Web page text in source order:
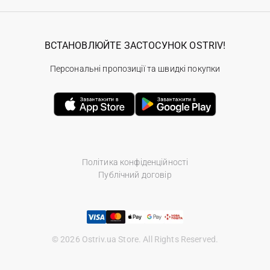
Політика конфіденційності
Публічний договір
© 2026 Ostriv.ua Store. All Rights Reserved.
ВСТАНОВЛЮЙТЕ ЗАСТОСУНОК OSTRIV!
Персональні пропозиції та швидкі покупки